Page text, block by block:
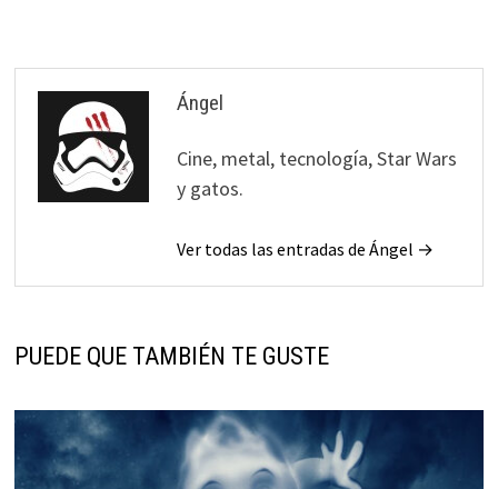
Ángel
Cine, metal, tecnología, Star Wars
y gatos.
Ver todas las entradas de Ángel →
PUEDE QUE TAMBIÉN TE GUSTE